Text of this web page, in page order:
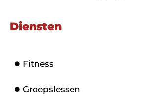
Diensten
Fitness
Groepslessen